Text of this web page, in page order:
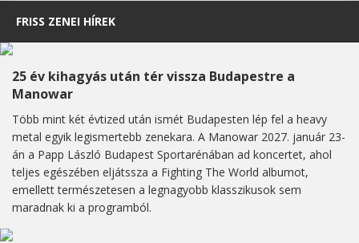
FRISS ZENEI HÍREK
25 év kihagyás után tér vissza Budapestre a
Manowar
Több mint két évtized után ismét Budapesten lép fel a heavy
metal egyik legismertebb zenekara. A Manowar 2027. január 23-
án a Papp László Budapest Sportarénában ad koncertet, ahol
teljes egészében eljátssza a Fighting The World albumot,
emellett természetesen a legnagyobb klasszikusok sem
maradnak ki a programból.